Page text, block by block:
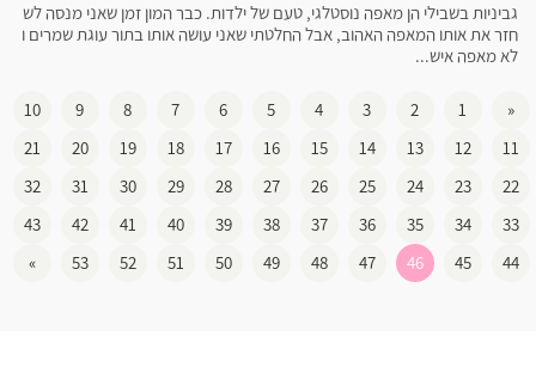
גביניות בשבילי הן מאפה נוסטלגי, טעם של ילדות. כבר המון זמן שאני מנסה לש
חזר את אותו המאפה האהוב, אבל החלטתי שאני עושה אותו בתור עוגת שמרים ו
לא מאפה איש...
«
1
2
3
4
5
6
7
8
9
10
11
12
13
14
15
16
17
18
19
20
21
22
23
24
25
26
27
28
29
30
31
32
33
34
35
36
37
38
39
40
41
42
43
44
45
46
47
48
49
50
51
52
53
»